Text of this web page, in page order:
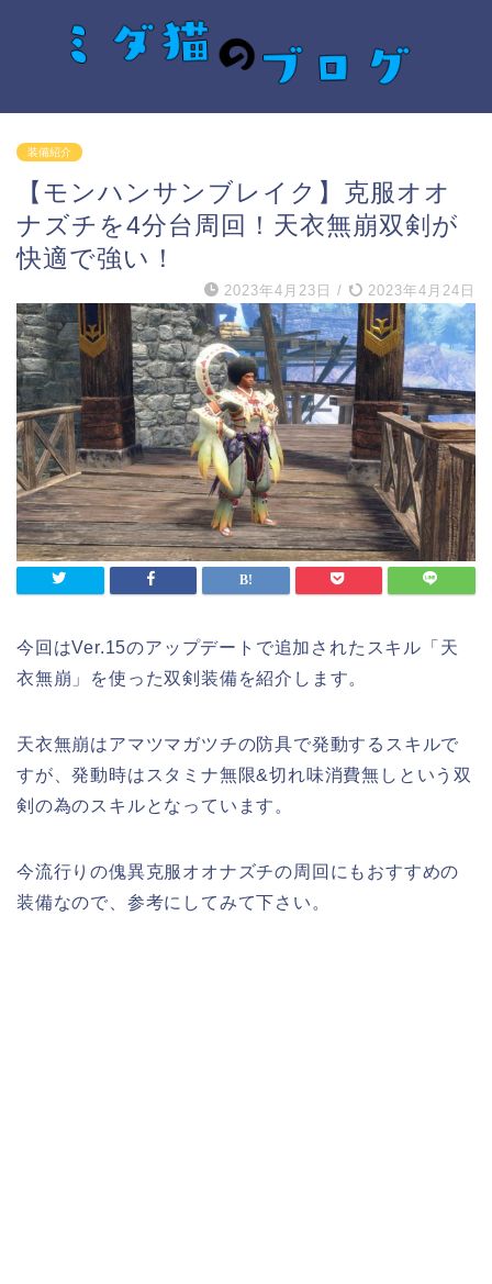
装備紹介
【モンハンサンブレイク】克服オオ
ナズチを4分台周回！天衣無崩双剣が
快適で強い！
2023年4月23日 / 2023年4月24日
今回はVer.15のアップデートで追加されたスキル「天
衣無崩」を使った双剣装備を紹介します。
天衣無崩はアマツマガツチの防具で発動するスキルで
すが、発動時はスタミナ無限&切れ味消費無しという双
剣の為のスキルとなっています。
今流行りの傀異克服オオナズチの周回にもおすすめの
装備なので、参考にしてみて下さい。